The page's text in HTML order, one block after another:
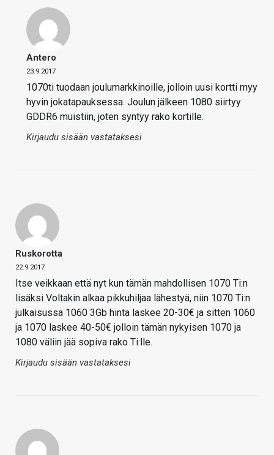
Antero
23.9.2017
1070ti tuodaan joulumarkkinoille, jolloin uusi kortti myy
hyvin jokatapauksessa. Joulun jälkeen 1080 siirtyy
GDDR6 muistiin, joten syntyy rako kortille.
Kirjaudu sisään vastataksesi
Ruskorotta
22.9.2017
Itse veikkaan että nyt kun tämän mahdollisen 1070 Ti:n
lisäksi Voltakin alkaa pikkuhiljaa lähestyä, niin 1070 Ti:n
julkaisussa 1060 3Gb hinta laskee 20-30€ ja sitten 1060
ja 1070 laskee 40-50€ jolloin tämän nykyisen 1070 ja
1080 väliin jää sopiva rako Ti:lle.
Kirjaudu sisään vastataksesi